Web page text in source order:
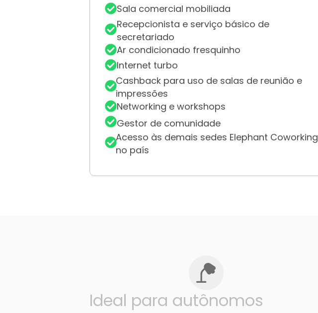
Sala comercial mobiliada
Recepcionista e serviço básico de
secretariado
Ar condicionado fresquinho
Internet turbo
Cashback para uso de salas de reunião e
impressões
Networking e workshops
Gestor de comunidade
Acesso às demais sedes Elephant Coworking
no país
Ideal para autônomos